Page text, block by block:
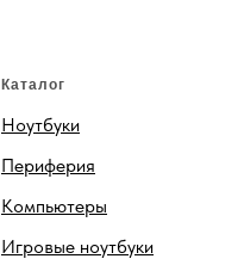
Каталог
Ноутбуки
Периферия
Компьютеры
Игровые ноутбуки